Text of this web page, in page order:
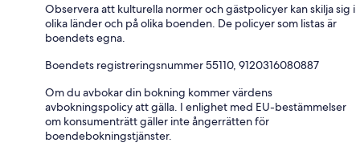
Observera att kulturella normer och gästpolicyer kan skilja sig i
olika länder och på olika boenden. De policyer som listas är
boendets egna.
Boendets registreringsnummer 55110, 9120316080887
Om du avbokar din bokning kommer värdens
avbokningspolicy att gälla. I enlighet med EU-bestämmelser
om konsumenträtt gäller inte ångerrätten för
boendebokningstjänster.